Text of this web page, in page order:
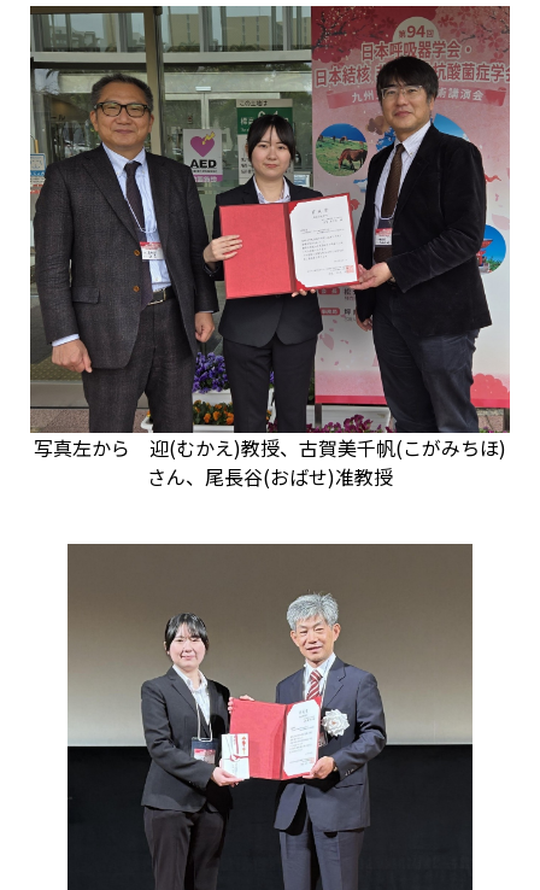
写真左から 迎(むかえ)教授、古賀美千帆(こがみちほ)
さん、尾長谷(おばせ)准教授